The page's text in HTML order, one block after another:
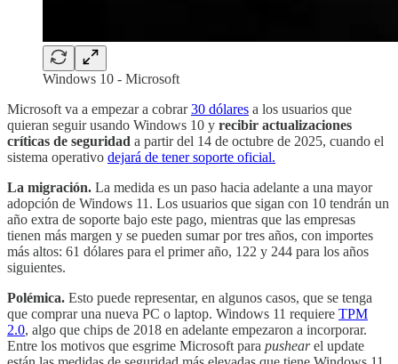
Windows 10 - Microsoft
Microsoft va a empezar a cobrar30 dólares a los usuarios que
quieran seguir usando Windows 10 y recibir actualizaciones
críticas de seguridad a partir del 14 de octubre de 2025, cuando el
sistema operativo dejará de tener soporte oficial.
La migración. La medida es un paso hacia adelante a una mayor
adopción de Windows 11. Los usuarios que sigan con 10 tendrán un
año extra de soporte bajo este pago, mientras que las empresas
tienen más margen y se pueden sumar por tres años, con importes
más altos: 61 dólares para el primer año, 122 y 244 para los años
siguientes.
Polémica. Esto puede representar, en algunos casos, que se tenga
que comprar una nueva PC o laptop. Windows 11 requiere TPM
2.0, algo que chips de 2018 en adelante empezaron a incorporar.
Entre los motivos que esgrime Microsoft para pushearel update